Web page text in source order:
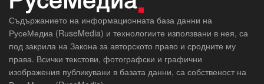
Съдържанието на информационната база данни на
РусеМедиа (RuseMedia) и технологиите използвани в нея, са
под закрила на Закона за авторското право и сродните му
права. Всички текстови, фотографски и графични
изображения публикувани в базата данни, са собственост на